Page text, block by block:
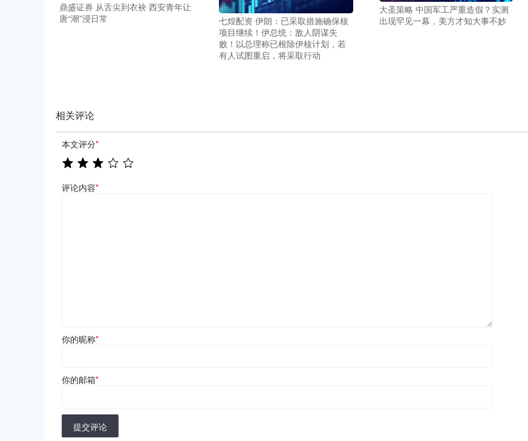
鼎盛证券 从舌尖到衣袂 西安青年让
唐“潮”浸日常
七煌配资 伊朗：已采取措施确保核
项目继续！伊总统：敌人阴谋失
败！以总理称已根除伊核计划，若
有人试图重启，将采取行动
大圣策略 中国军工严重造假？实测
出现罕见一幕，美方才知大事不妙
相关评论
本文评分*
评论内容*
你的昵称*
你的邮箱*
提交评论